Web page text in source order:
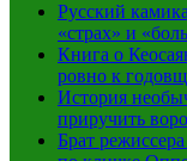
Русский
«страх» и
Книга о
ровно к
История
приручить
Брат